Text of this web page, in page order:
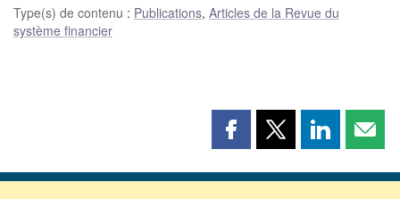
Type(s) de contenu : Publications, Articles de la Revue du
système financier
Partager
page
Partager
page
Partager
page page